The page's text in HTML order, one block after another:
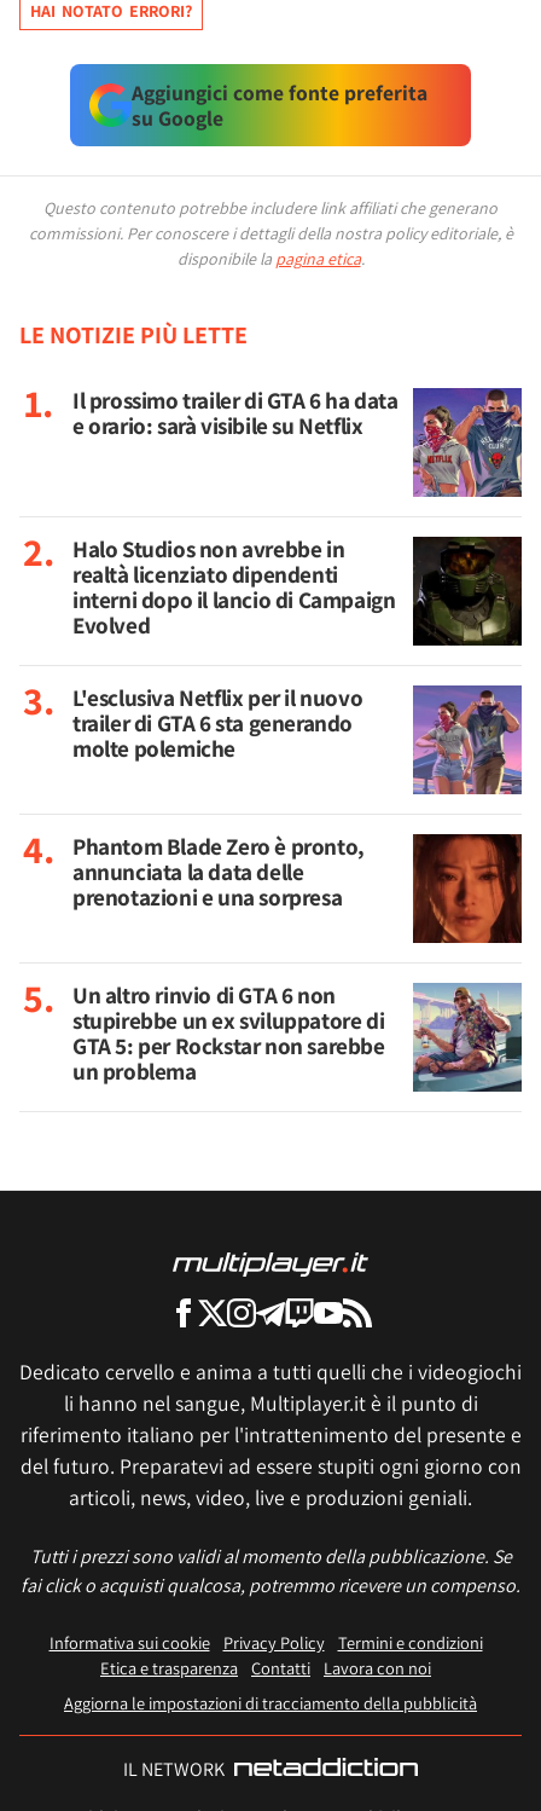
HAI NOTATO ERRORI?
Aggiungici come fonte preferita
su Google
Questo contenuto potrebbe includere link affiliati che generano
commissioni. Per conoscere i dettagli della nostra policy editoriale, è
disponibile la pagina etica.
LE NOTIZIE PIÙ LETTE
Il prossimo trailer di GTA 6 ha data
e orario: sarà visibile su Netflix
Halo Studios non avrebbe in
realtà licenziato dipendenti
interni dopo il lancio di Campaign
Evolved
L'esclusiva Netflix per il nuovo
trailer di GTA 6 sta generando
molte polemiche
Phantom Blade Zero è pronto,
annunciata la data delle
prenotazioni e una sorpresa
Un altro rinvio di GTA 6 non
stupirebbe un ex sviluppatore di
GTA 5: per Rockstar non sarebbe
un problema
Dedicato cervello e anima a tutti quelli che i videogiochi
li hanno nel sangue, Multiplayer.it è il punto di
riferimento italiano per l'intrattenimento del presente e
del futuro. Preparatevi ad essere stupiti ogni giorno con
articoli, news, video, live e produzioni geniali.
Tutti i prezzi sono validi al momento della pubblicazione. Se
fai click o acquisti qualcosa, potremmo ricevere un compenso.
Informativa sui cookie Privacy Policy
Termini e condizioni
Etica e trasparenza Contatti
Lavora con noi
Aggiorna le impostazioni di tracciamento della pubblicità
IL NETWORK